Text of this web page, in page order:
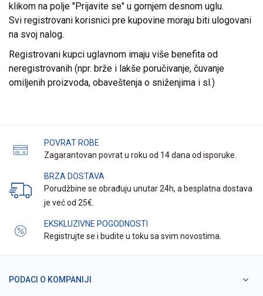
klikom na polje "Prijavite se" u gornjem desnom uglu.
Svi registrovani korisnici pre kupovine moraju biti ulogovani
na svoj nalog.
Registrovani kupci uglavnom imaju više benefita od
neregistrovanih (npr. brže i lakše poručivanje, čuvanje
omiljenih proizvoda, obaveštenja o sniženjima i sl.)
POVRAT ROBE
Zagarantovan povrat u roku od 14 dana od isporuke.
BRZA DOSTAVA
Porudžbine se obrađuju unutar 24h, a besplatna dostava
je već od 25€.
EKSKLUZIVNE POGODNOSTI
Registrujte se i budite u toku sa svim novostima.
PODACI O KOMPANIJI